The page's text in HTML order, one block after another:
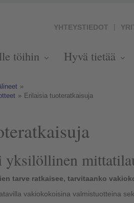
YHTEYSTIEDOT
töihin Hyvä tietää
»
» Erilaisia tuoteratkaisuja
yksilöllinen
tarve ratkaisee, tarvitaanko
vakiokokoisina valmistuotteina